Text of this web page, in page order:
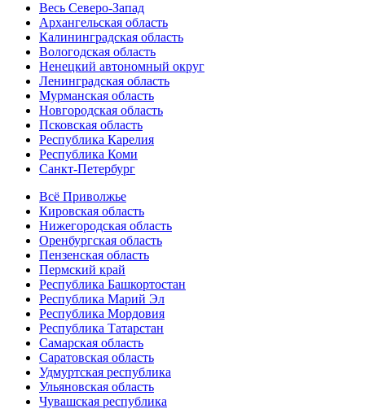
Весь Северо-Запад
Архангельская область
Калининградская область
Вологодская область
Ненецкий автономный округ
Ленинградская область
Мурманская область
Новгородская область
Псковская область
Республика Карелия
Республика Коми
Санкт-Петербург
Всё Приволжье
Кировская область
Нижегородская область
Оренбургская область
Пензенская область
Пермский край
Республика Башкортостан
Республика Марий Эл
Республика Мордовия
Республика Татарстан
Самарская область
Саратовская область
Удмуртская республика
Ульяновская область
Чувашская республика